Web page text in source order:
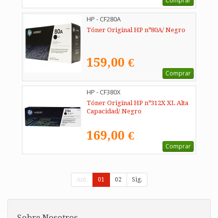
HP - CF280A
Tóner Original HP nº80A/ Negro
159,00 €
Comprar
HP - CF380X
Tóner Original HP nº312X XL Alta
Capacidad/ Negro
169,00 €
Comprar
Ant. 01 02 Sig.